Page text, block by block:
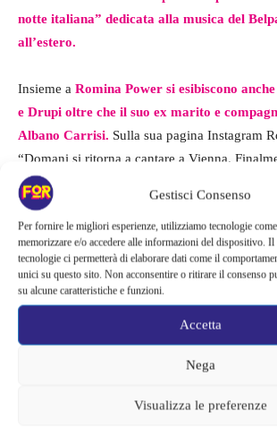
Gestisci Consenso
Per fornire le migliori esperienze, utilizziamo tecnologie
memorizzare e/o accedere alle informazioni del dispositivo. Il
tecnologie ci permetterà di elaborare dati come il
unici su questo sito. Non acconsentire o ritirare il consenso
su alcune caratteristiche e funzioni.
Accetta
Nega
Visualizza le preferenze
notte italiana” dedicata alla musica del
all’estero.
Insieme a Romina Power si esibiscono
e Drupi oltre che il suo ex marito e
Albano Carrisi. Sulla sua pagina Instagram
“Domani si ritorna a cantare a Vienna.
seguaci sono entusiasti così come
risposto ironicamente: “Ti sei svegliata
accompagnata con la faccina sorridente.